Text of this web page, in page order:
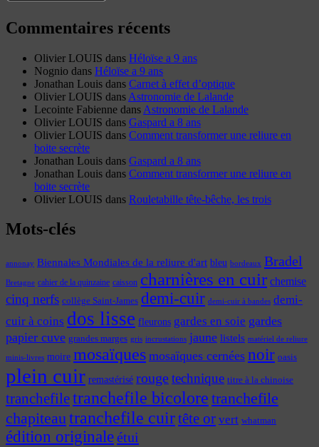
Commentaires récents
Olivier LOUIS dans Héloïse a 9 ans
Nognio dans Héloïse a 9 ans
Jonathan Louis dans Carnet à effet d’optique
Olivier LOUIS dans Astronomie de Lalande
Lecointe Fabienne dans Astronomie de Lalande
Olivier LOUIS dans Gaspard a 8 ans
Olivier LOUIS dans Comment transformer une reliure en
boite secrète
Jonathan Louis dans Gaspard a 8 ans
Jonathan Louis dans Comment transformer une reliure en
boite secrète
Olivier LOUIS dans Rouletabille tête-bêche, les trois
Mots-clés
annonay Biennales Mondiales de la reliure d'art bleu bordeaux Bradel
Bretagne cahier de la quinzaine caisson charnières en cuir chemise
cinq nerfs collège Saint-James demi-cuir demi-cuir à bandes demi-
cuir à coins dos lisse fleurons gardes en soie gardes
papier cuve grandes marges gris incrustations jaune listels matériel de reliure
minis-livres moire mosaïques mosaïques cernées noir oasis
plein cuir remastérisé rougetechnique titre à la chinoise
tranchefiletranchefile bicolore tranchefile
chapiteautranchefile cuirtête or vert whatman
édition originaleétui